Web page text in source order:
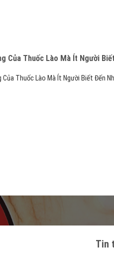
Của Thuốc Lào Mà Ít Người
Của Thuốc Lào Mà Ít Người Biết Đến
Tin